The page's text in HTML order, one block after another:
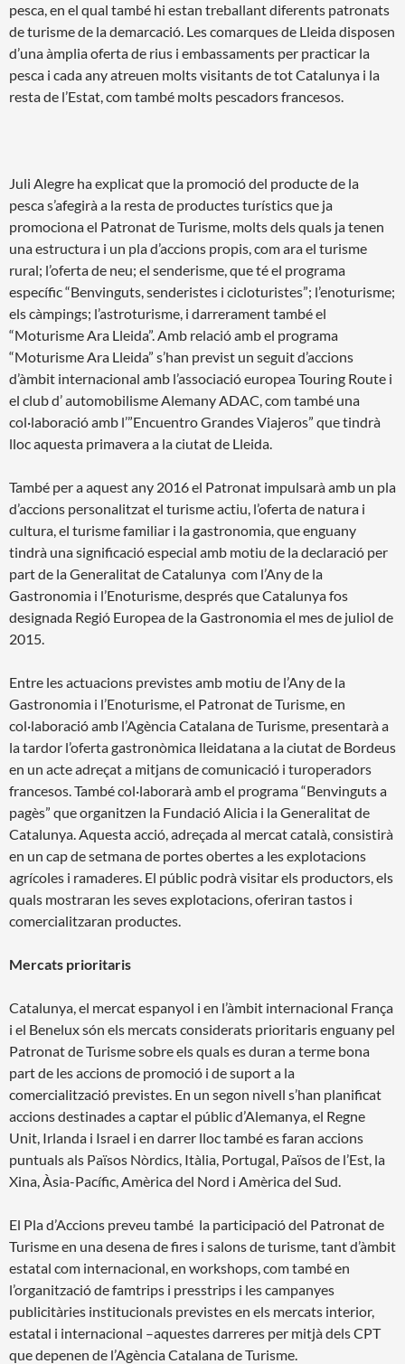
pesca, en el qual també hi estan treballant diferents patronats
de turisme de la demarcació. Les comarques de Lleida disposen
d’una àmplia oferta de rius i embassaments per practicar la
pesca i cada any atreuen molts visitants de tot Catalunya i la
resta de l’Estat, com també molts pescadors francesos.
Juli Alegre ha explicat que la promoció del producte de la
pesca s’afegirà a la resta de productes turístics que ja
promociona el Patronat de Turisme, molts dels quals ja tenen
una estructura i un pla d’accions propis, com ara el turisme
rural; l’oferta de neu; el senderisme, que té el programa
específic “Benvinguts, senderistes i cicloturistes”; l’enoturisme;
els càmpings; l’astroturisme, i darrerament també el
“Moturisme Ara Lleida”. Amb relació amb el programa
“Moturisme Ara Lleida” s’han previst un seguit d’accions
d’àmbit internacional amb l’associació europea Touring Route i
el club d’ automobilisme Alemany ADAC, com també una
col·laboració amb l’”Encuentro Grandes Viajeros” que tindrà
lloc aquesta primavera a la ciutat de Lleida.
També per a aquest any 2016 el Patronat impulsarà amb un pla
d’accions personalitzat el turisme actiu, l’oferta de natura i
cultura, el turisme familiar i la gastronomia, que enguany
tindrà una significació especial amb motiu de la declaració per
part de la Generalitat de Catalunya com l’Any de la
Gastronomia i l’Enoturisme, després que Catalunya fos
designada Regió Europea de la Gastronomia el mes de juliol de
2015.
Entre les actuacions previstes amb motiu de l’Any de la
Gastronomia i l’Enoturisme, el Patronat de Turisme, en
col·laboració amb l’Agència Catalana de Turisme, presentarà a
la tardor l’oferta gastronòmica lleidatana a la ciutat de Bordeus
en un acte adreçat a mitjans de comunicació i turoperadors
francesos. També col·laborarà amb el programa “Benvinguts a
pagès” que organitzen la Fundació Alicia i la Generalitat de
Catalunya. Aquesta acció, adreçada al mercat català, consistirà
en un cap de setmana de portes obertes a les explotacions
agrícoles i ramaderes. El públic podrà visitar els productors, els
quals mostraran les seves explotacions, oferiran tastos i
comercialitzaran productes.
Mercats prioritaris
Catalunya, el mercat espanyol i en l’àmbit internacional França
i el Benelux són els mercats considerats prioritaris enguany pel
Patronat de Turisme sobre els quals es duran a terme bona
part de les accions de promoció i de suport a la
comercialització previstes. En un segon nivell s’han planificat
accions destinades a captar el públic d’Alemanya, el Regne
Unit, Irlanda i Israel i en darrer lloc també es faran accions
puntuals als Països Nòrdics, Itàlia, Portugal, Països de l’Est, la
Xina, Àsia-Pacífic, Amèrica del Nord i Amèrica del Sud.
El Pla d’Accions preveu també la participació del Patronat de
Turisme en una desena de fires i salons de turisme, tant d’àmbit
estatal com internacional, en workshops, com també en
l’organització de famtrips i presstrips i les campanyes
publicitàries institucionals previstes en els mercats interior,
estatal i internacional –aquestes darreres per mitjà dels CPT
que depenen de l’Agència Catalana de Turisme.